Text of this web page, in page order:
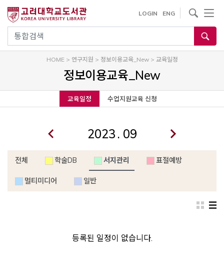
건
기
통합검색
LOGIN ENG
사이트내 검색
HOME> 연구지원 > 정보이용교육_New> 교육일정
정보이용교육_New
교육일정 수업지원교육 신청
.
전체 학술DB 서지관리 표절예방
멀티미디어 일반
등록된 일정이 없습니다.